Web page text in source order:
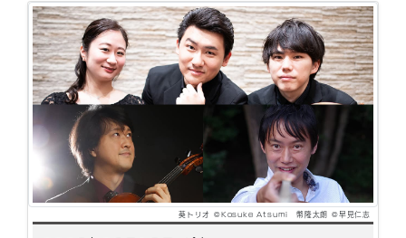
葵トリオ ©Kosuke Atsumi 幣隆太朗 ©早見仁志